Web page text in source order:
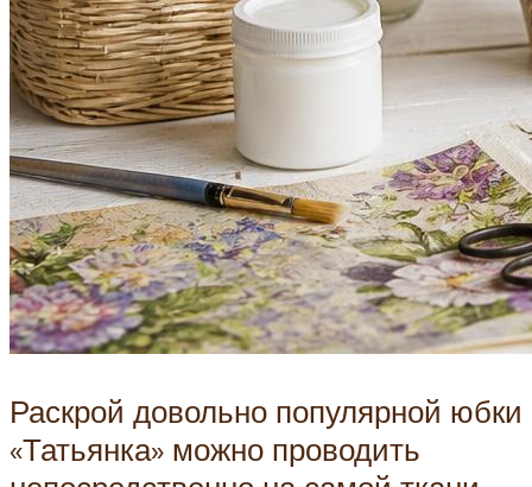
Раскрой довольно популярной юбки
«Татьянка» можно проводить